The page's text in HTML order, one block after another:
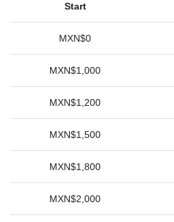
Start
MXN$0
MXN$1,000
MXN$1,200
MXN$1,500
MXN$1,800
MXN$2,000